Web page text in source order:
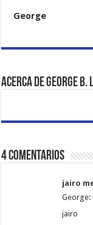
George
Acerca de George B.
4 comentarios
jairo
George:
jairo